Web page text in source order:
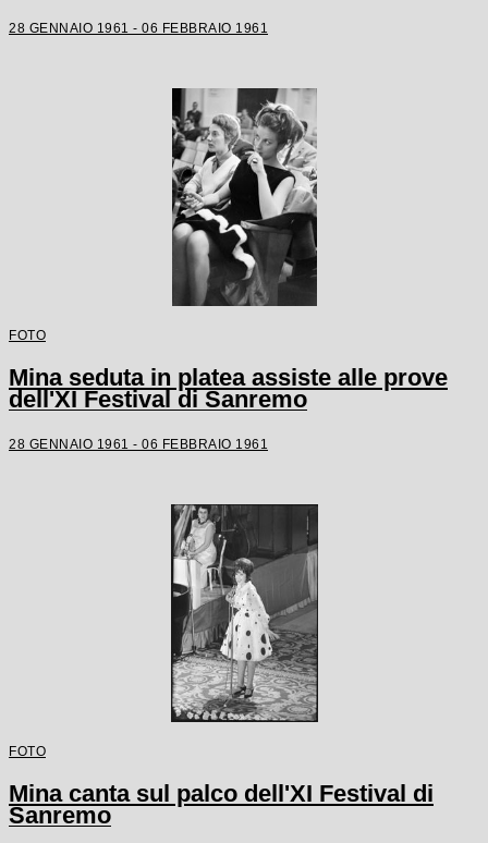
28 GENNAIO 1961 - 06 FEBBRAIO 1961
FOTO
Mina seduta in platea assiste alle prove
dell'XI Festival di Sanremo
28 GENNAIO 1961 - 06 FEBBRAIO 1961
FOTO
Mina canta sul palco dell'XI Festival di
Sanremo